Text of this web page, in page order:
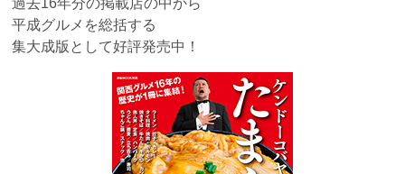
平成グルメを総括する
集大成版として好評発売中！